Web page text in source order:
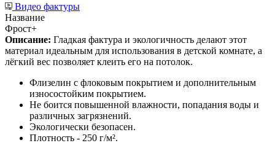
Видео фактуры
Название
Фрост+
Описание: Гладкая фактура и экологичность делают этот
материал идеальным для использования в детской комнате, а
лёгкий вес позволяет клеить его на потолок.
Флизелин с флоковым покрытием и дополнительным
износостойким покрытием.
Не боится повышенной влажности, попадания воды и
различных загрязнений.
Экологически безопасен.
Плотность - 250 г/м².